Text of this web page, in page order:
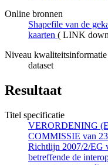
Online bronnen
Shapefile van de
kaarten ( LINK
Niveau kwaliteitsinformatie
dataset
Resultaat
Titel specificatie
VERORDENING
COMMISSIE van
Richtlijn 2007/2/EG
betreffende de